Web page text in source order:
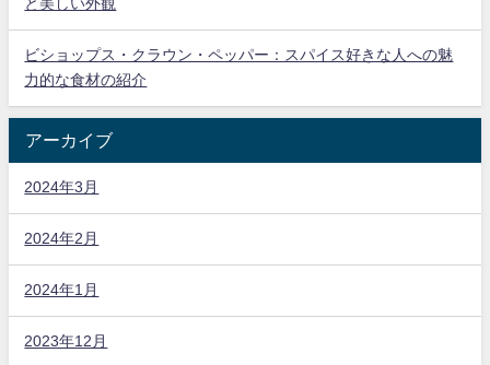
と美しい外観
ビショップス・クラウン・ペッパー：スパイス好きな人への魅
力的な食材の紹介
アーカイブ
2024年3月
2024年2月
2024年1月
2023年12月